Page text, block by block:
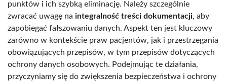
punktów i ich szybką eliminację. Należy szczególnie
zwracać uwagę na integralność treści dokumentacji, aby
zapobiegać fałszowaniu danych. Aspekt ten jest kluczowy
zarówno w kontekście praw pacjentów, jak i przestrzegania
obowiązujących przepisów, w tym przepisów dotyczących
ochrony danych osobowych. Podejmując te działania,
przyczyniamy się do zwiększenia bezpieczeństwa i ochrony